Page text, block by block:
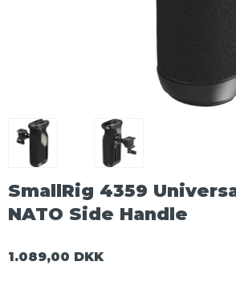
SmallRig 4359
NATO Side Handle
1.089,00 DKK